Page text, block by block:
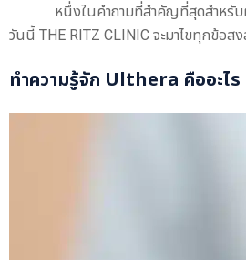
หนึ่งในคำถามที่สำคัญที่สุดสำหรั
วันนี้ THE RITZ CLINIC จะมาไขทุกข้อส
ทำความรู้จัก Ulthera คืออะไร